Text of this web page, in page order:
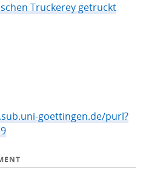
Truckerey getruckt
goettingen.de/purl?